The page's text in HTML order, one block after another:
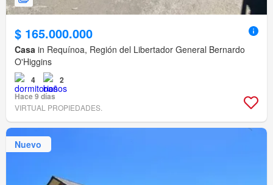
$ 165.000.000
Casa in Requínoa, Región del Libertador General Bernardo
O'Higgins
4
2
Hace 9 días
VIRTUAL PROPIEDADES.
Nuevo